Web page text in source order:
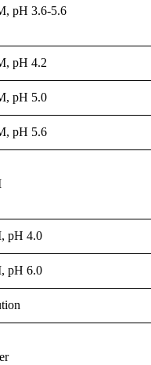
pH 3.6-5.6
pH 4.2
pH 5.0
pH 5.6
pH 4.0
pH 6.0